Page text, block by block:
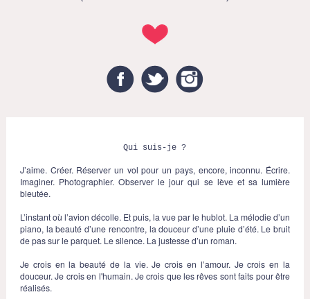
FacebookTwitter
Qui suis-je ?
J’aime. Créer. Réserver un vol pour un pays, encore, inconnu. Écrire.
Imaginer. Photographier. Observer le jour qui se lève et sa lumière
bleutée.
L’instant où l’avion décolle. Et puis, la vue par le hublot. La mélodie d’un
piano, la beauté d’une rencontre, la douceur d’une pluie d’été. Le bruit
de pas sur le parquet. Le silence. La justesse d’un roman.
Je crois en la beauté de la vie. Je crois en l’amour. Je crois en la
douceur. Je crois en l'humain. Je crois que les rêves sont faits pour être
réalisés.